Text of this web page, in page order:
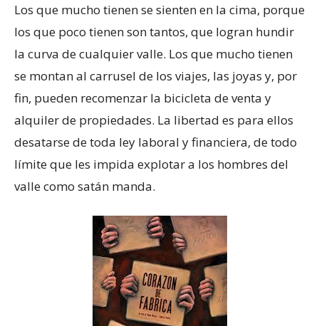
Los que mucho tienen se sienten en la cima, porque
los que poco tienen son tantos, que logran hundir
la curva de cualquier valle. Los que mucho tienen
se montan al carrusel de los viajes, las joyas y, por
fin, pueden recomenzar la bicicleta de venta y
alquiler de propiedades. La libertad es para ellos
desatarse de toda ley laboral y financiera, de todo
límite que les impida explotar a los hombres del
valle como satán manda.